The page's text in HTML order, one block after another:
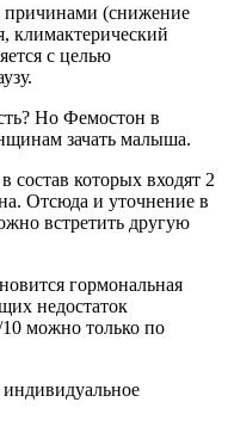
причинами (снижение
климактерический
с целью
Но Фемостон в
зачать малыша.
которых входят 2
Отсюда и уточнение в
встретить другую
гормональная
недостаток
можно только по